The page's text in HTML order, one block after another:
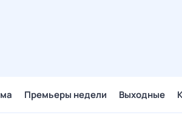
Премьеры недели Выходные